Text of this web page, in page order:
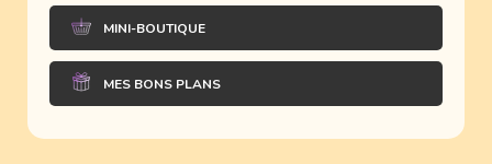
MINI-BOUTIQUE
MES BONS PLANS